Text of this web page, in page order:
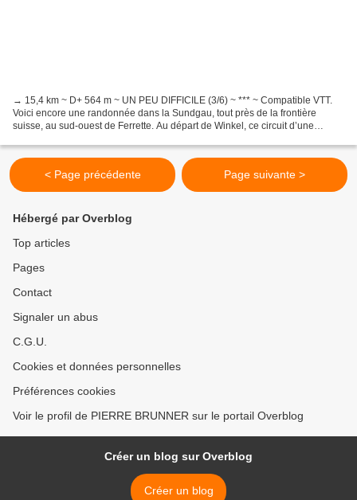
→ 15,4 km ~ D+ 564 m ~ UN PEU DIFFICILE (3/6) ~ *** ~ Compatible VTT.
Voici encore une randonnée dans la Sundgau, tout près de la frontière
suisse, au sud-ouest de Ferrette. Au départ de Winkel, ce circuit d’une
< Page précédente Page suivante >
Hébergé par Overblog
Top articles
Pages
Contact
Signaler un abus
C.G.U.
Cookies et données personnelles
Préférences cookies
Voir le profil de PIERRE BRUNNER sur le portail Overblog
Créer un blog sur Overblog
Créer un blog